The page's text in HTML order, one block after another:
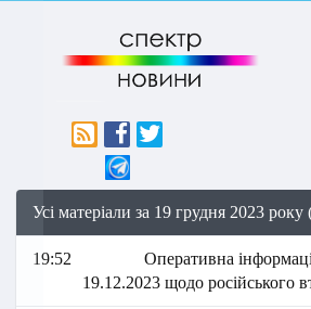
Усі матеріали за 19 грудня 2023 року
19:52
Оперативна
19.12.2023 щодо російського